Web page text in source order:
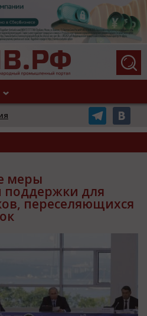
меры
поддержки для
переселяющихся